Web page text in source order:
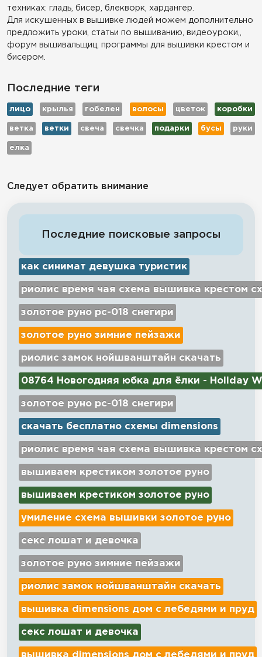
техниках: гладь, бисер, блекворк, хардангер.
Для искушенных в вышивке людей можем дополнительно
предложить уроки, статьи по вышиванию, видеоуроки,,
форум вышивальщиц, программы для вышивки крестом и
бисером.
Последние теги
лицо крылья гобелен волосы цветок коробки
ветка ветки свеча свечка подарки бусы руки
елка
Следует обратить внимание
Последние поисковые запросы
как синимат девушка туристик
риолис время чая схема вышивка крестом
золотое руно рс-018 снегири
золотое руно зимние пейзажи
риолис замок нойшванштайн скачать
08764 Новогодняя юбка для ёлки - Holiday
золотое руно рс-018 снегири
скачать бесплатно схемы dimensions
риолис время чая схема вышивка крестом
вышиваем крестиком золотое руно
вышиваем крестиком золотое руно
умиление схема вышивки золотое руно
секс лошат и девочка
золотое руно зимние пейзажи
риолис замок нойшванштайн скачать
вышивка dimensions дом с лебедями и пруд
секс лошат и девочка
вышивка dimensions дом с лебедями и пруд